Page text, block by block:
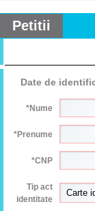
Petitii
Date de
*Nume
*Prenume
*CNP
Tip act
identitate